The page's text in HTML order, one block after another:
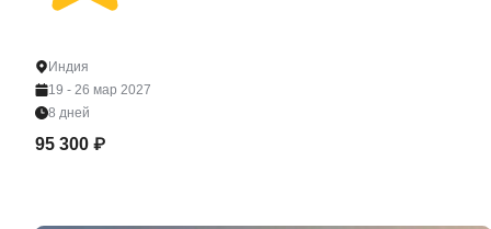
Индия
19 - 26 мар 2027
8 дней
95 300 ₽